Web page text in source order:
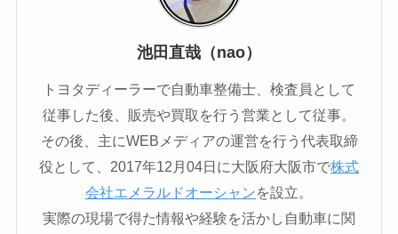
池田直哉（nao）
トヨタディーラーで自動車整備士、検査員として
従事した後、販売や買取を行う営業として従事。
その後、主にWEBメディアの運営を行う代表取締
役として、2017年12月04日に大阪府大阪市で株式
会社エメラルドオーシャンを設立。
実際の現場で得た情報や経験を活かし自動車に関